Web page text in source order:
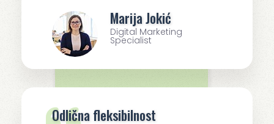
Marija Jokić
Digital Marketing
Specialist
Odlična fleksibilnost